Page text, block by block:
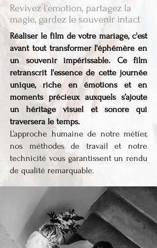
Revivez l'émotion, partagez la
magie, gardez le souvenir intact
Réaliser le film de votre mariage, c'est
avant tout transformer l'éphémère en
un souvenir impérissable. Ce film
retranscrit l'essence de cette journée
unique, riche en émotions et en
moments précieux auxquels s’ajoute
un héritage visuel et sonore qui
traversera le temps.
L’approche humaine de notre métier,
nos méthodes de travail et notre
technicité vous garantissent un rendu
de qualité remarquable.